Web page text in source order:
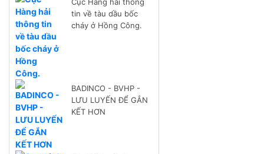
tin về tàu dầu bốc
cháy ở Hồng Công.
BADINCO - BVHP -
LƯU LUYẾN ĐỂ GẮN
KẾT HƠN